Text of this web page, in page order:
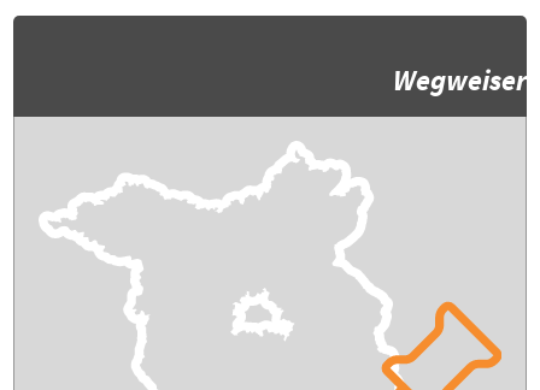
Wegweiser